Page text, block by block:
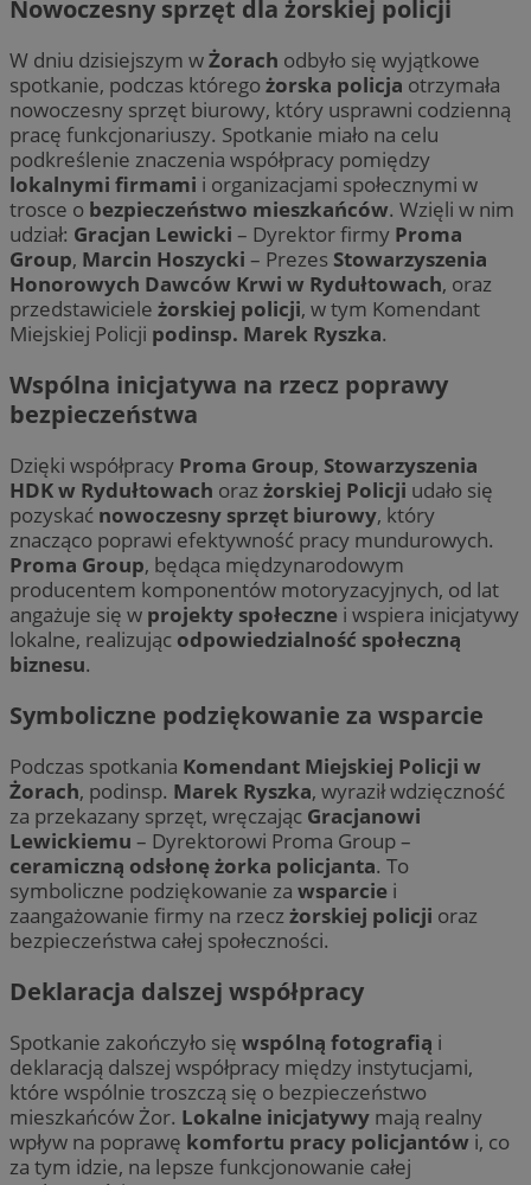
Nowoczesny sprzęt dla żorskiej policji
W dniu dzisiejszym wŻorach odbyło się wyjątkowe
spotkanie, podczas któregożorska policja otrzymała
nowoczesny sprzęt biurowy, który usprawni codzienną
pracę funkcjonariuszy. Spotkanie miało na celu
podkreślenie znaczenia współpracy pomiędzy
lokalnymi firmami i organizacjami społecznymi w
trosce o bezpieczeństwo mieszkańców. Wzięli w nim
udział: Gracjan Lewicki – Dyrektor firmy Proma
Group, Marcin Hoszycki – Prezes Stowarzyszenia
Honorowych Dawców Krwi w Rydułtowach, oraz
przedstawiciele żorskiej policji, w tym Komendant
Miejskiej Policji podinsp. Marek Ryszka.
Wspólna inicjatywa na rzecz poprawy
bezpieczeństwa
Dzięki współpracy Proma Group, Stowarzyszenia
HDK w Rydułtowach orazżorskiej Policji udało się
pozyskać nowoczesny sprzęt biurowy, który
znacząco poprawi efektywność pracy mundurowych.
Proma Group, będąca międzynarodowym
producentem komponentów motoryzacyjnych, od lat
angażuje się w projekty społeczne i wspiera inicjatywy
lokalne, realizując odpowiedzialność społeczną
biznesu.
Symboliczne podziękowanie za wsparcie
Podczas spotkania Komendant Miejskiej Policji w
Żorach, podinsp. Marek Ryszka, wyraził wdzięczność
za przekazany sprzęt, wręczając Gracjanowi
Lewickiemu – Dyrektorowi Proma Group –
ceramiczną odsłonę żorka policjanta. To
symboliczne podziękowanie za wsparcie i
zaangażowanie firmy na rzeczżorskiej policji oraz
bezpieczeństwa całej społeczności.
Deklaracja dalszej współpracy
Spotkanie zakończyło się wspólną fotografią i
deklaracją dalszej współpracy między instytucjami,
które wspólnie troszczą się o bezpieczeństwo
mieszkańców Żor. Lokalne inicjatywy mają realny
wpływ na poprawę komfortu pracy policjantów i, co
za tym idzie, na lepsze funkcjonowanie całej